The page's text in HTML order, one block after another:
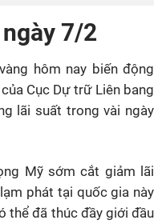
7/2
hôm nay biến động
Cục Dự trữ Liên bang
lãi suất trong vài ngày
Mỹ sớm cắt giảm lãi
phát tại quốc gia này
thể đã thúc đầy giới đầu